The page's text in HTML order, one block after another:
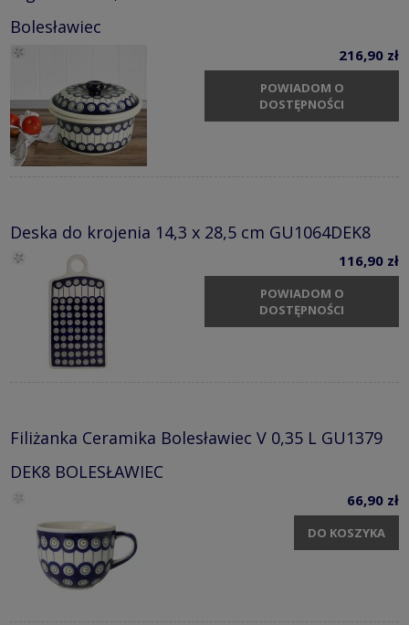
Bolesławiec
216,90 zł
POWIADOM O
DOSTĘPNOŚCI
Deska do krojenia 14,3 x 28,5 cm GU1064DEK8
116,90 zł
POWIADOM O
DOSTĘPNOŚCI
Filiżanka Ceramika Bolesławiec V 0,35 L GU1379
DEK8 BOLESŁAWIEC
66,90 zł
DO KOSZYKA